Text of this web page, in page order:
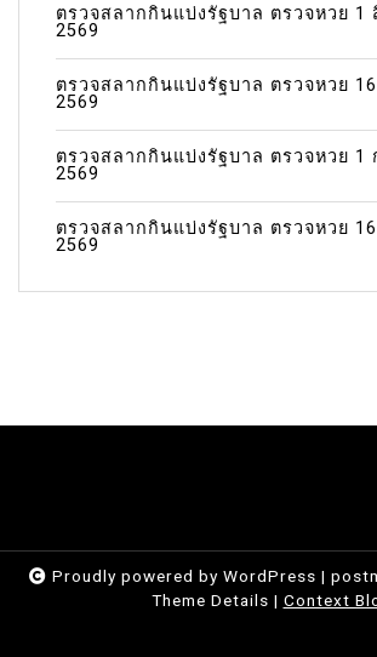
ตรวจสลากกินแบ่งรัฐบาล ตรวจหวย 1
2569
ตรวจสลากกินแบ่งรัฐบาล ตรวจหวย
2569
ตรวจสลากกินแบ่งรัฐบาล ตรวจหวย 1
2569
ตรวจสลากกินแบ่งรัฐบาล ตรวจหวย
2569
Proudly powered by WordPress |
Theme Details | Context